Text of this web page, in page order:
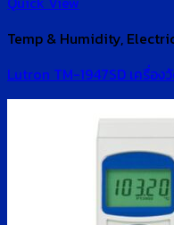
Temp & Humidity,
Lutron TM-1947SD เครื่อ